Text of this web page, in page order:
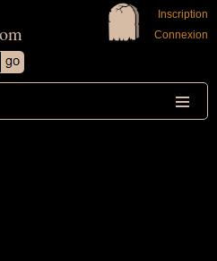
Inscription
Connexion